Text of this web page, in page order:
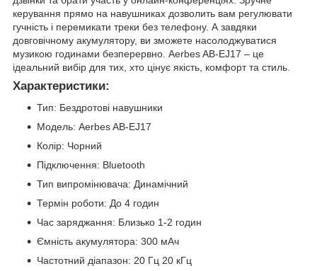
керування прямо на навушниках дозволить вам регулювати
гучність і перемикати треки без телефону. А завдяки
довговічному акумулятору, ви зможете насолоджуватися
музикою годинами безперервно. Aerbes AB-EJ17 – це
ідеальний вибір для тих, хто цінує якість, комфорт та стиль.
Характеристики:
Тип: Бездротові навушники
Модель: Aerbes AB-EJ17
Колір: Чорний
Підключення: Bluetooth
Тип випромінювача: Динамічний
Термін роботи: До 4 годин
Час заряджання: Близько 1-2 годин
Ємність акумулятора: 300 мАч
Частотний діапазон: 20 Гц 20 кГц